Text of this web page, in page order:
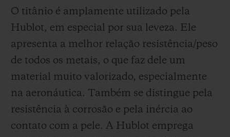
O titânio é amplamente utilizado pela
Hublot, em especial por sua leveza. Ele
apresenta a melhor relação resistência/peso
de todos os metais, o que faz dele um
material muito valorizado, especialmente
na aeronáutica. Também se distingue pela
resistência à corrosão e pela inércia ao
contato com a pele. A Hublot emprega